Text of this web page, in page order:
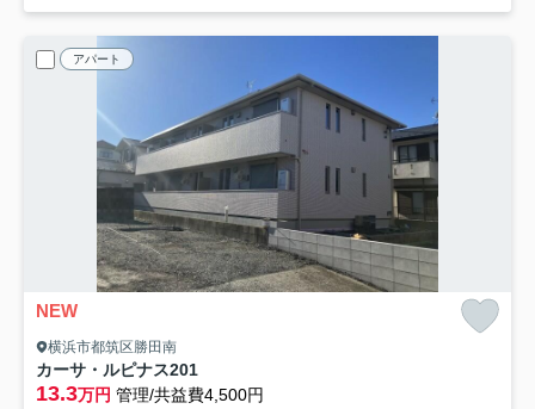
アパート
NEW
横浜市都筑区勝田南
カーサ・ルピナス201
13.3万円 管理/共益費4,500円